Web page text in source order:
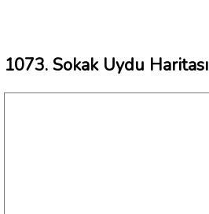
1073. Sokak Uydu Haritası